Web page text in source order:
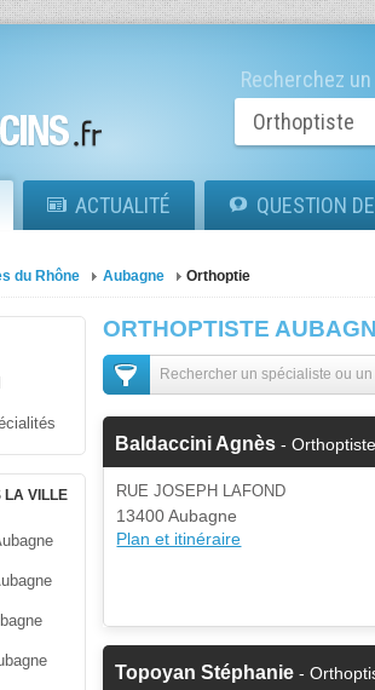
Recherchez
ACTUALITÉ QUESTION
du Rhône Aubagne Orthoptie
LA VILLE
ORTHOPTISTE
Baldaccini Agnès - Orthoptiste
RUE JOSEPH LAFOND
13400 Aubagne
Plan et itinéraire
Topoyan Stéphanie -